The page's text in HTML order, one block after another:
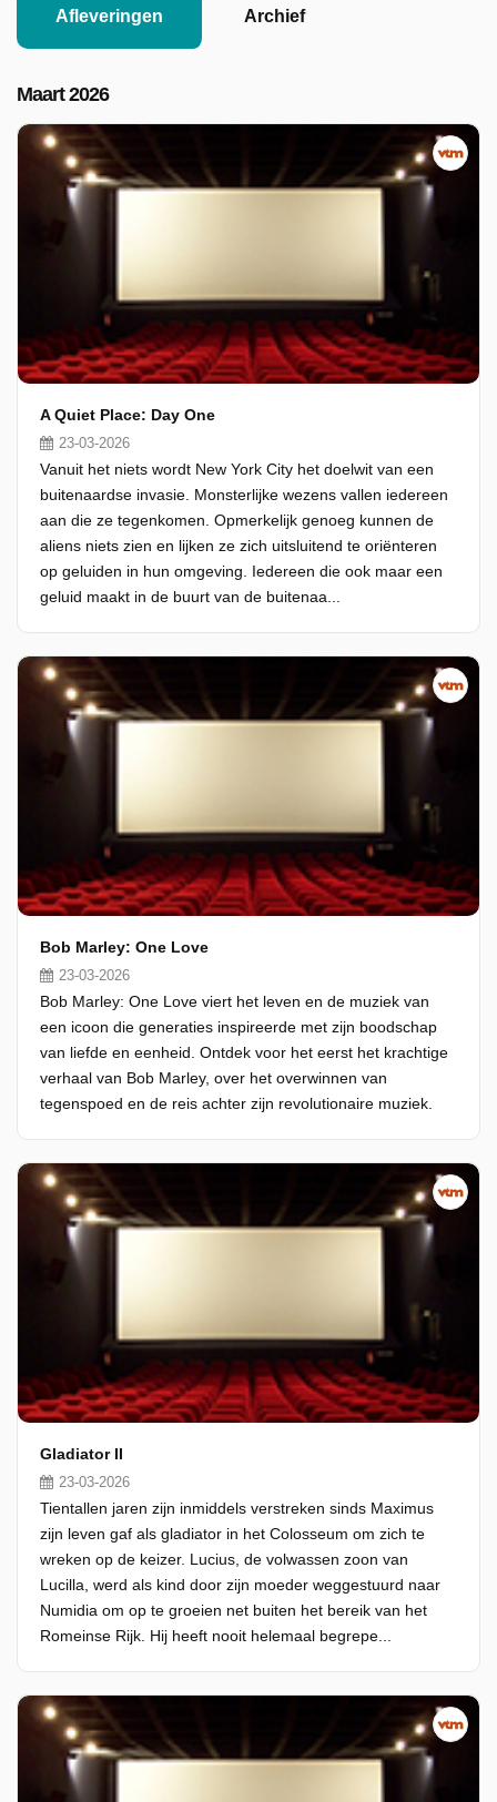
Afleveringen Archief
Maart 2026
A Quiet Place: Day One
23-03-2026
Vanuit het niets wordt New York City het doelwit van een
buitenaardse invasie. Monsterlijke wezens vallen iedereen
aan die ze tegenkomen. Opmerkelijk genoeg kunnen de
aliens niets zien en lijken ze zich uitsluitend te oriënteren
op geluiden in hun omgeving. Iedereen die ook maar een
geluid maakt in de buurt van de buitenaa...
Bob Marley: One Love
23-03-2026
Bob Marley: One Love viert het leven en de muziek van
een icoon die generaties inspireerde met zijn boodschap
van liefde en eenheid. Ontdek voor het eerst het krachtige
verhaal van Bob Marley, over het overwinnen van
tegenspoed en de reis achter zijn revolutionaire muziek.
Gladiator II
23-03-2026
Tientallen jaren zijn inmiddels verstreken sinds Maximus
zijn leven gaf als gladiator in het Colosseum om zich te
wreken op de keizer. Lucius, de volwassen zoon van
Lucilla, werd als kind door zijn moeder weggestuurd naar
Numidia om op te groeien net buiten het bereik van het
Romeinse Rijk. Hij heeft nooit helemaal begrepe...